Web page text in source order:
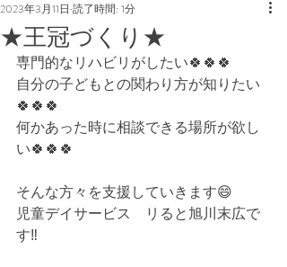
★王冠づくり★
2023年3月11日 読了時間: 1分
専門的なリハビリがしたい🍀🍀🍀⁡⁡
自分の子どもとの関わり方が知りたい
🍀🍀🍀⁡⁡
何かあった時に相談できる場所が欲し
い🍀🍀🍀⁡⁡
そんな方々を支援していきます😄⁡⁡
児童デイサービス　リると旭川末広で
す‼️⁡